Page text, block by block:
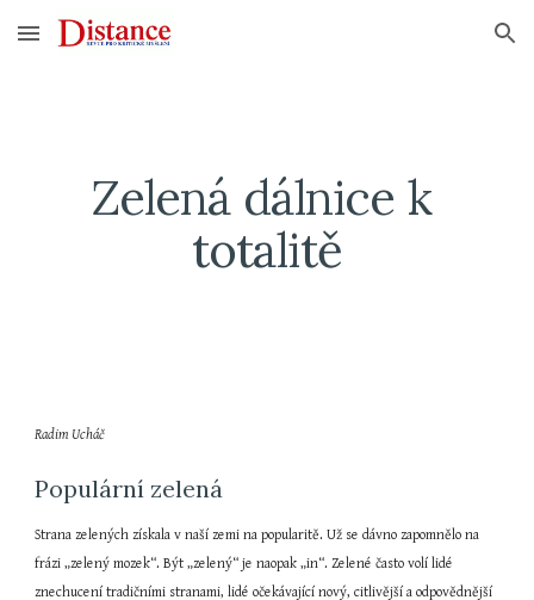
Skip to main content Skip to navigation
Zelená dálnice k
totalitě
Radim Ucháč
Populární zelená
Strana zelených získala v naší zemi na popularitě. Už se dávno zapomnělo na
frázi „zelený mozek“. Být „zelený“ je naopak „in“. Zelené často volí lidé
znechucení tradičními stranami, lidé očekávající nový, citlivější a odpovědnější